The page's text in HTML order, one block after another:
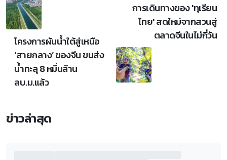
โครงการผันน้ำใต้สู่เหนือ
‘สายกลาง’ ของจีน ขนส่ง
น้ำทะลุ 8 หมื่นล้าน
ลบ.ม.แล้ว
การเดินทางของ 'ทุเรียน
ไทย' สดใหม่จากสวนสู่
ตลาดจีนในไม่กี่วัน
ข่าวล่าสุด